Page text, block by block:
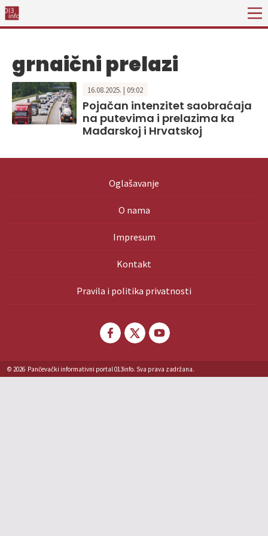
grnaični prelazi
16.08.2025. | 09:02
Pojačan intenzitet saobraćaja
na putevima i prelazima ka
Mađarskoj i Hrvatskoj
Oglašavanje
O nama
Impresum
Kontakt
Pravila i politika privatnosti
© 2026 Pančevački informativni portal 013info. Sva prava zadržana.